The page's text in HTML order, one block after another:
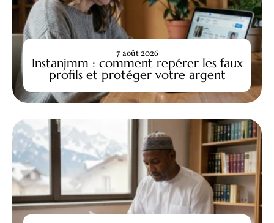
Instanjmm : comment repérer les faux
profils et protéger votre argent
7 août 2026